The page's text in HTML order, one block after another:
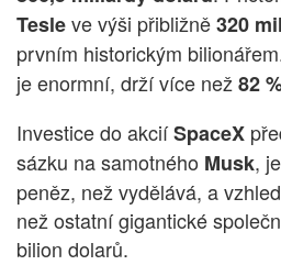
Tesleve výši přibližně320
prvním historickým
je enormní, drží více než82
Investice do akciíSpaceX
sázku na samotného Musk,
peněz, než vydělává, a
než ostatní gigantické
bilion dolarů.